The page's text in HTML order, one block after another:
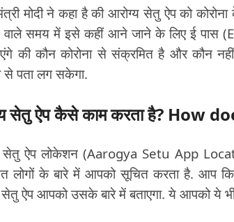
मोदी ने कहा है की आरोग्य सेतु ऐप को
समय में इसे कहीं आने जाने के लिए ई पास
की कौन कोरोना से संक्रमित है और कौन
से पता लग सकेगा.
सेतु ऐप कैसे काम करता है? How
सेतु ऐप लोकेशन (Aarogya Setu App
लोगों के बारे में आपको सूचित करता है. आप
ऐप आपको उसके बारे में बताएगा. ये आपको ये भी